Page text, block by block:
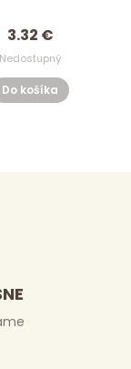
3.32 €
Nedostupný
Do košíka